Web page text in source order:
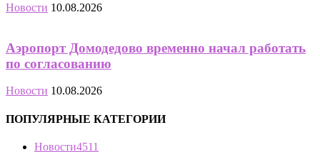
Новости 10.08.2026
Аэропорт Домодедово временно начал работать
по согласованию
Новости 10.08.2026
ПОПУЛЯРНЫЕ КАТЕГОРИИ
Новости4511